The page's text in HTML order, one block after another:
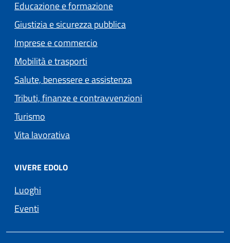
Educazione e formazione
Giustizia e sicurezza pubblica
Imprese e commercio
Mobilità e trasporti
Salute, benessere e assistenza
Tributi, finanze e contravvenzioni
Turismo
Vita lavorativa
VIVERE EDOLO
Luoghi
Eventi